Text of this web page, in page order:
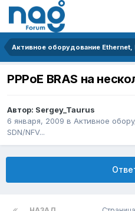
PPPoE BRAS на
Автор: Sergey_Taurus
6 января, 2009 в Активное
SDN/NFV...